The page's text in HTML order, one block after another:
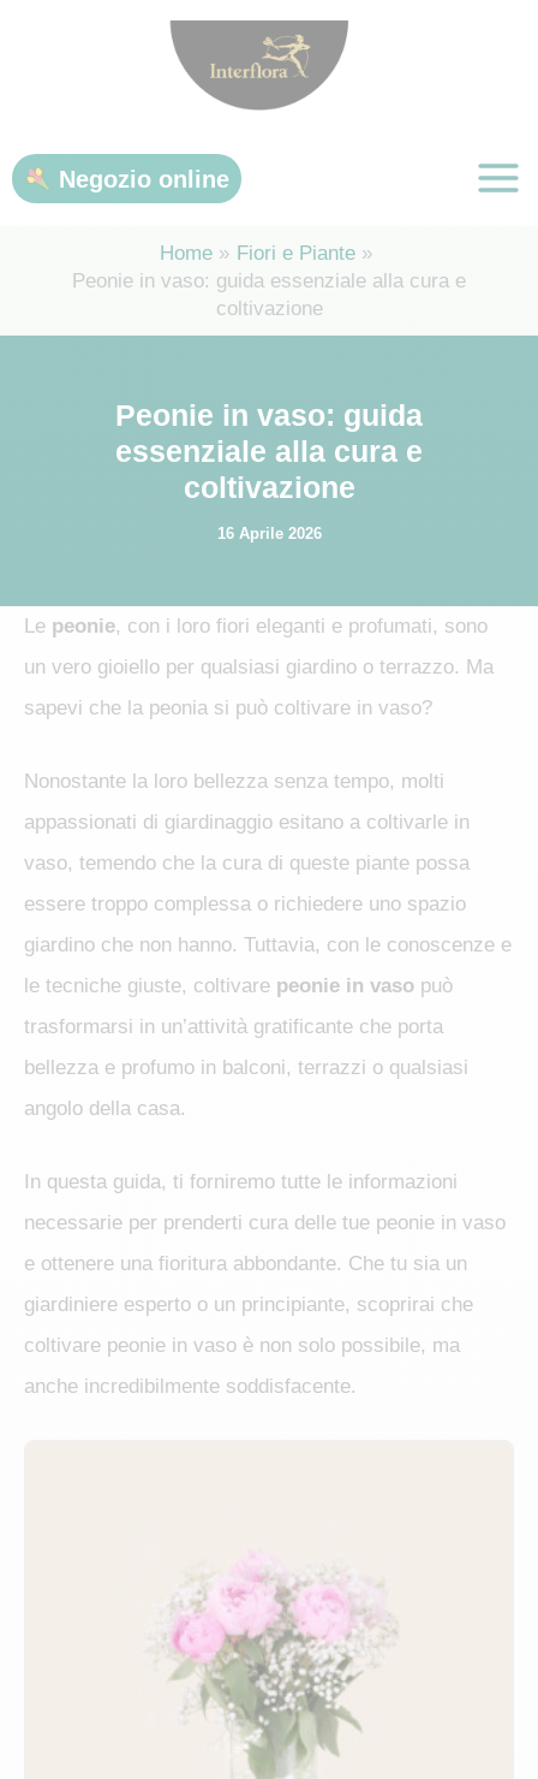
Negozio online
Home
Fiori e Piante
Peonie in vaso: guida essenziale alla cura e
coltivazione
Peonie in vaso: guida
essenziale alla cura e
coltivazione
16 Aprile 2026
Le peonie, con i loro fiori eleganti e profumati, sono
un vero gioiello per qualsiasi giardino o terrazzo. Ma
sapevi che la peonia si può coltivare in vaso?
Nonostante la loro bellezza senza tempo, molti
appassionati di giardinaggio esitano a coltivarle in
vaso, temendo che la cura di queste piante possa
essere troppo complessa o richiedere uno spazio
giardino che non hanno. Tuttavia, con le conoscenze e
le tecniche giuste, coltivare peonie in vaso può
trasformarsi in un’attività gratificante che porta
bellezza e profumo in balconi, terrazzi o qualsiasi
angolo della casa.
In questa guida, ti forniremo tutte le informazioni
necessarie per prenderti cura delle tue peonie in vaso
e ottenere una fioritura abbondante. Che tu sia un
giardiniere esperto o un principiante, scoprirai che
coltivare peonie in vaso è non solo possibile, ma
anche incredibilmente soddisfacente.